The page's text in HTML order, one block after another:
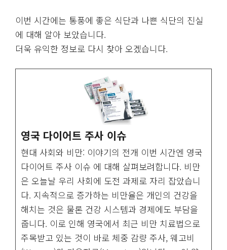
이번 시간에는 통풍에 좋은 식단과 나쁜 식단의 진실
에 대해 알아 보았습니다.
더욱 유익한 정보로 다시 찾아 오겠습니다.
영국 다이어트 주사 이슈
현대 사회와 비만: 이야기의 전개 이번 시간엔 영국
다이어트 주사 이슈 에 대해 살펴보려합니다. 비만
은 오늘날 우리 사회에 도전 과제로 자리 잡았습니
다. 지속적으로 증가하는 비만율은 개인의 건강을
해치는 것은 물론 건강 시스템과 경제에도 부담을
줍니다. 이로 인해 영국에서 최근 비만 치료법으로
주목받고 있는 것이 바로 체중 감량 주사, 웨고비